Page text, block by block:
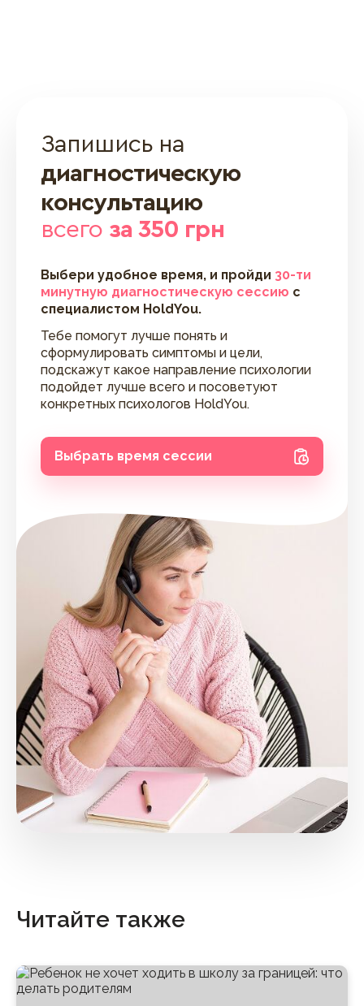
Запишись на
диагностическую
консультацию
всего за 350 грн
Выбери удобное время, и пройди 30-ти
минутную диагностическую сессию с
специалистом HoldYou.
Тебе помогут лучше понять и
сформулировать симптомы и цели,
подскажут какое направление психологии
подойдет лучше всего и посоветуют
конкретных психологов HoldYou.
Выбрать время сессии
Читайте также